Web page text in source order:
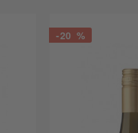
-20 %